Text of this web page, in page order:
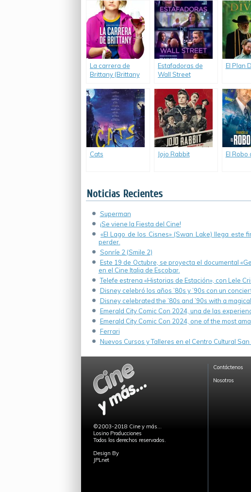
La carrera de
Brittany (Brittany
Estafadoras de
Wall Street
El Plan
Cats Jojo Rabbit El Robo
Noticias Recientes
Superman
¡Se viene la Fiesta del Cine!
«El Lago de los Cisnes» (Swan Lake) llega
perder.
Sonríe 2 (Smile 2)
Este 19 de Octubre, se proyecta el documental
en el Cine Italia de Escobar.
Telefe estrena «Historias de Estación», con Lele
Disney celebró los años ’80s y ’90s con un
Disney celebrated the ’80s and ’90s with a
Emerald City Comic Con 2024, una de las
Emerald City Comic Con 2024, one of the most
Ferrari
Nuevos Cursos y Talleres en el Centro Cultural
©2003-2018 Cine y más...
Losino Producciones
Todos los derechos reservados.
Design By
JPLnet
Contáctenos
Nosotros